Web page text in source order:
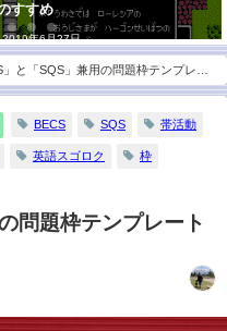
すすめ
2019年6月27日
」と「SQS」兼用の問題枠テンプレー
BECS SQS 帯活動
英語スゴロク 枠
問題枠テンプレート